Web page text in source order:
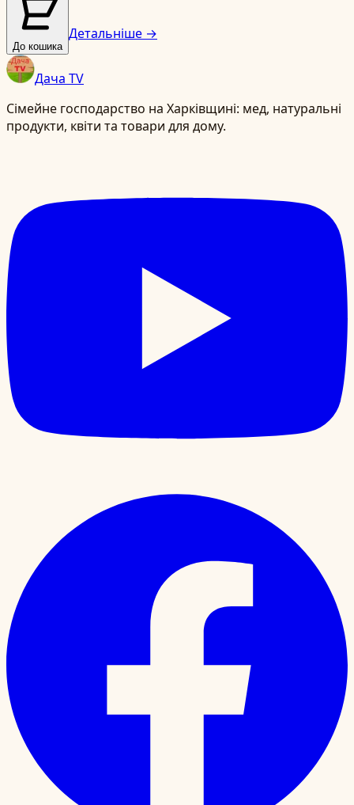
До кошика
Детальніше →
Дача TV
Сімейне господарство на Харківщині: мед, натуральні
продукти, квіти та товари для дому.